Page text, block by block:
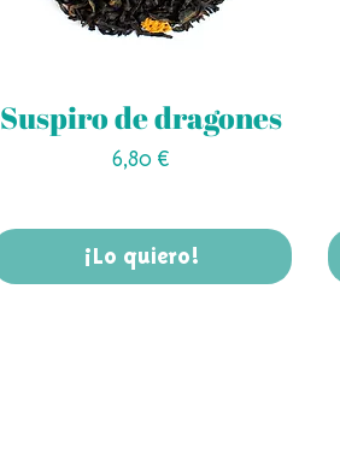
Suspiro de dragones
Precio
6,80 €
¡Lo quiero!